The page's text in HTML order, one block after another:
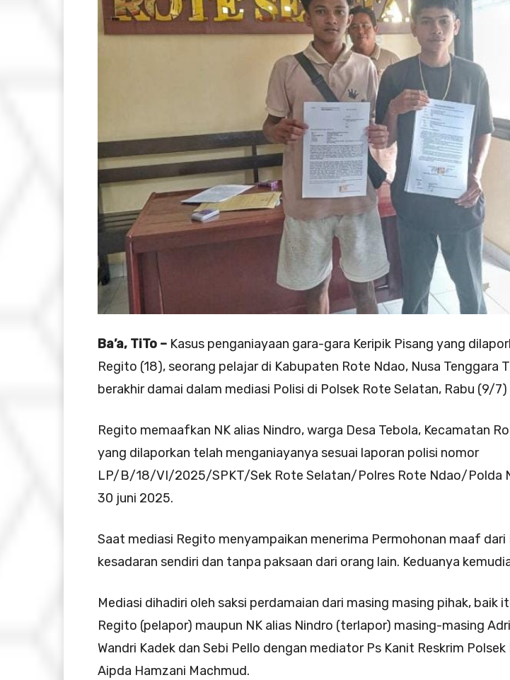
Ba’a, TiTo – Kasus penganiayaan gara-gara Keripik Pisang yang
Regito (18), seorang pelajar di Kabupaten Rote Ndao, Nusa Tenggara
berakhir damai dalam mediasi Polisi di Polsek Rote Selatan, Rabu (9/7)
Regito memaafkan NK alias Nindro, warga Desa Tebola, Kecamatan
yang dilaporkan telah menganiayanya sesuai laporan polisi nomor
LP/B/18/VI/2025/SPKT/Sek Rote Selatan/Polres Rote Ndao/Polda
30 juni 2025.
Saat mediasi Regito menyampaikan menerima Permohonan maaf
kesadaran sendiri dan tanpa paksaan dari orang lain. Keduanya
Mediasi dihadiri oleh saksi perdamaian dari masing masing pihak, baik
Regito (pelapor) maupun NK alias Nindro (terlapor) masing-masing
Wandri Kadek dan Sebi Pello dengan mediator Ps Kanit Reskrim
Aipda Hamzani Machmud.